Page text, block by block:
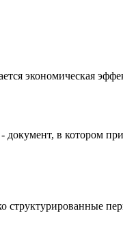
экономическая
в котором
структурированные